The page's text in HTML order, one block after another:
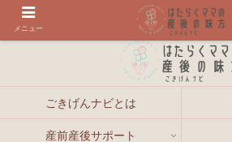
ごきげんナビとは
産前産後サポート
メニュー